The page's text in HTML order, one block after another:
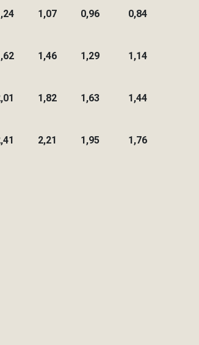
1,07 0,96 0,84
1,46 1,29 1,14
1,82 1,63 1,44
2,21 1,95 1,76